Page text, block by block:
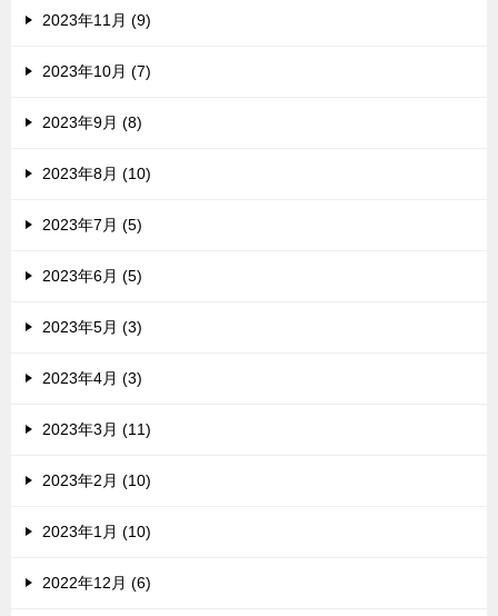
2023年11月 (9)
2023年10月 (7)
2023年9月 (8)
2023年8月 (10)
2023年7月 (5)
2023年6月 (5)
2023年5月 (3)
2023年4月 (3)
2023年3月 (11)
2023年2月 (10)
2023年1月 (10)
2022年12月 (6)